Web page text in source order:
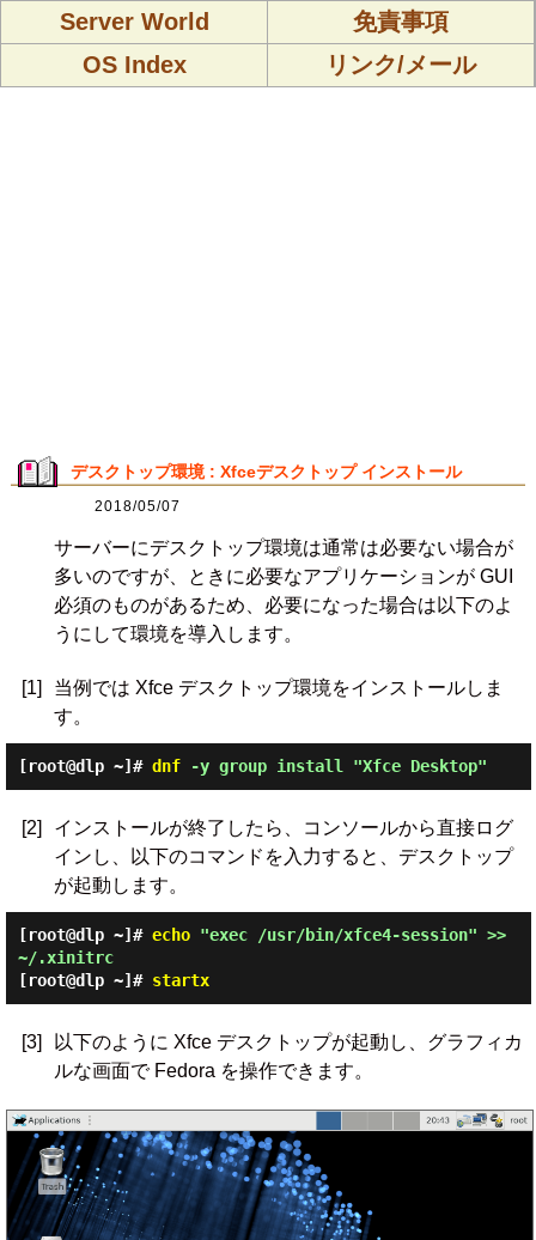
Server World
免責事項
OS Index
リンク/メール
デスクトップ環境 : Xfceデスクトップ インストール
2018/05/07
サーバーにデスクトップ環境は通常は必要ない場合が
多いのですが、ときに必要なアプリケーションが GUI
必須のものがあるため、必要になった場合は以下のよ
うにして環境を導入します。
[1]
当例では Xfce デスクトップ環境をインストールしま
す。
[root@dlp ~]# dnf-y group install "Xfce Desktop"
[2]
インストールが終了したら、コンソールから直接ログ
インし、以下のコマンドを入力すると、デスクトップ
が起動します。
[root@dlp ~]# echo"exec /usr/bin/xfce4-session" >>
~/.xinitrc
[root@dlp ~]# startx
[3]
以下のように Xfce デスクトップが起動し、グラフィカ
ルな画面で Fedora を操作できます。